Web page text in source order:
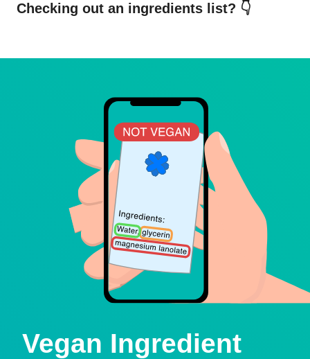
Checking out an ingredients list? 👇
Vegan Ingredient